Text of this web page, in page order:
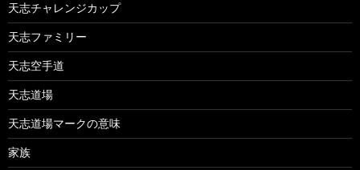
天志チャレンジカップ
天志ファミリー
天志空手道
天志道場
天志道場マークの意味
家族